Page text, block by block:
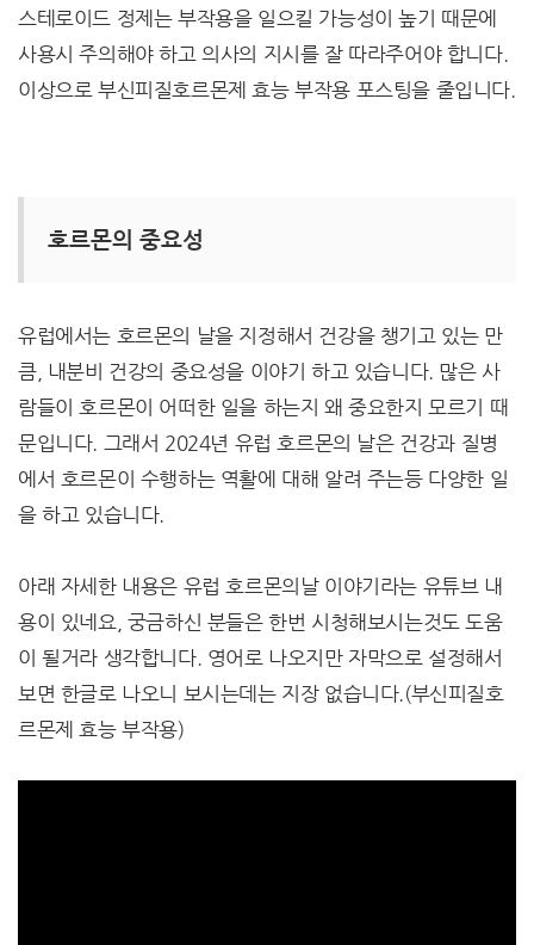
스테로이드 정제는 부작용을 일으킬 가능성이 높기 때문에
사용시 주의해야 하고 의사의 지시를 잘 따라주어야 합니다.
이상으로 부신피질호르몬제 효능 부작용 포스팅을 줄입니다.
호르몬의 중요성
유럽에서는 호르몬의 날을 지정해서 건강을 챙기고 있는 만
큼, 내분비 건강의 중요성을 이야기 하고 있습니다. 많은 사
람들이 호르몬이 어떠한 일을 하는지 왜 중요한지 모르기 때
문입니다. 그래서 2024년 유럽 호르몬의 날은 건강과 질병
에서 호르몬이 수행하는 역활에 대해 알려 주는등 다양한 일
을 하고 있습니다.
아래 자세한 내용은 유럽 호르몬의날 이야기라는 유튜브 내
용이 있네요, 궁금하신 분들은 한번 시청해보시는것도 도움
이 될거라 생각합니다. 영어로 나오지만 자막으로 설정해서
보면 한글로 나오니 보시는데는 지장 없습니다.(부신피질호
르몬제 효능 부작용)